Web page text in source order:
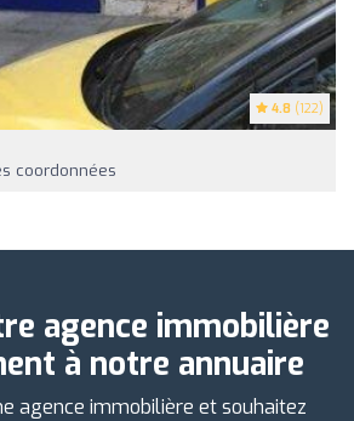
4.8 (122)
coordonnées
agence immobilière
à notre annuaire
agence immobilière et souhaitez